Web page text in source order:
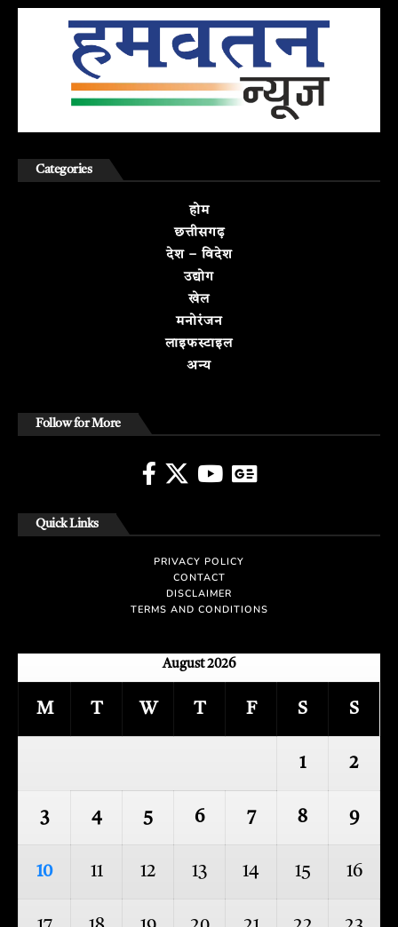
Categories
होम
छत्तीसगढ़
देश – विदेश
उद्योग
खेल
मनोरंजन
लाइफस्टाइल
अन्य
Follow for More
Quick Links
PRIVACY POLICY
CONTACT
DISCLAIMER
TERMS AND CONDITIONS
August 2026
M T W T F S S
1 2
3 4 5 6 7 8 9
10 11 12 13 14 15 16